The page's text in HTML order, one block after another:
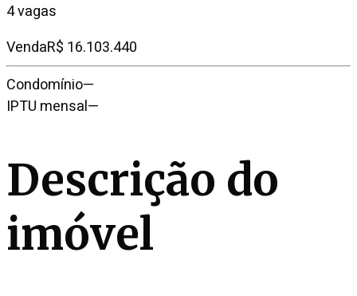
4 vagas
VendaR$ 16.103.440
Condomínio—
IPTU mensal—
Descrição do
imóvel